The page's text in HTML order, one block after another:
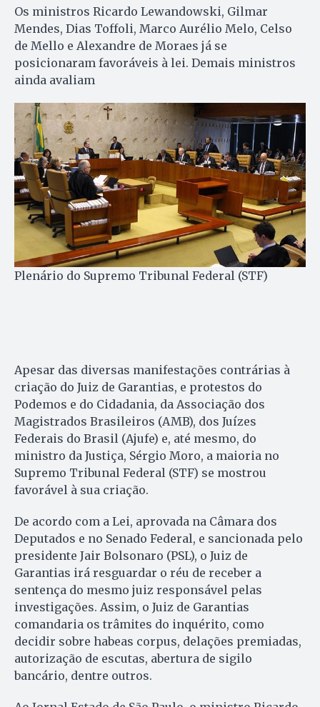
Os ministros Ricardo Lewandowski, Gilmar
Mendes, Dias Toffoli, Marco Aurélio Melo, Celso
de Mello e Alexandre de Moraes já se
posicionaram favoráveis à lei. Demais ministros
ainda avaliam
Plenário do Supremo Tribunal Federal (STF)
Apesar das diversas manifestações contrárias à
criação do Juiz de Garantias, e protestos do
Podemos e do Cidadania, da Associação dos
Magistrados Brasileiros (AMB), dos Juízes
Federais do Brasil (Ajufe) e, até mesmo, do
ministro da Justiça, Sérgio Moro, a maioria no
Supremo Tribunal Federal (STF) se mostrou
favorável à sua criação.
De acordo com a Lei, aprovada na Câmara dos
Deputados e no Senado Federal, e sancionada pelo
presidente Jair Bolsonaro (PSL), o Juiz de
Garantias irá resguardar o réu de receber a
sentença do mesmo juiz responsável pelas
investigações. Assim, o Juiz de Garantias
comandaria os trâmites do inquérito, como
decidir sobre habeas corpus, delações premiadas,
autorização de escutas, abertura de sigilo
bancário, dentre outros.